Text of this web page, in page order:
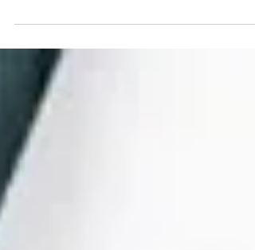
มั่นใจทางเพศ (sexual confidence) และความใกล้
(intimacy) ที่ดีขึ้น บทความนี้จะมาไขข้อข้องใจว่า
ทำไมเซ็กส์ถึงดีขึ้นได้ และยืนยันว่ามันไม่ส่งผลกระ
ต่อ ฮอร์โมนเทสโทสเตอโรน (testosterone) เลย